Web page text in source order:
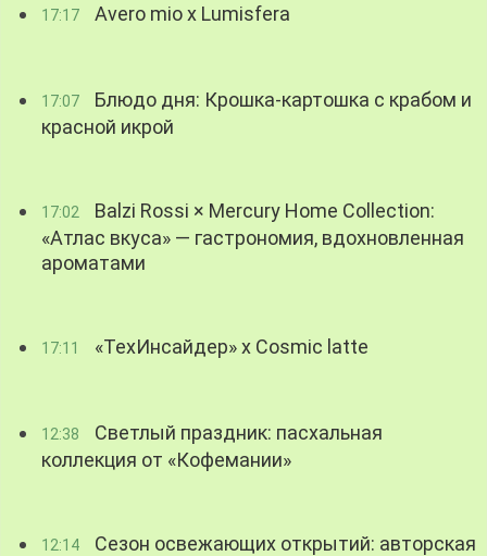
17:17 Avero mio x Lumisfera
17:07
Блюдо дня: Крошка-картошка с крабом и
красной икрой
17:02
Balzi Rossi × Mercury Home Collection:
«Атлас вкуса» — гастрономия, вдохновленная
ароматами
17:11 «ТехИнсайдер» х Cosmic latte
12:38
Светлый праздник: пасхальная
коллекция от «Кофемании»
12:14
Сезон освежающих открытий: авторская